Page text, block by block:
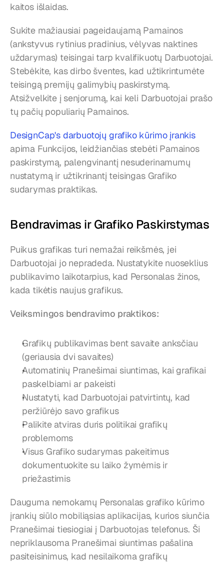
kaitos išlaidas.
Sukite mažiausiai pageidaujamą Pamainos
(ankstyvus rytinius pradinius, vėlyvas naktines
uždarymas) teisingai tarp kvalifikuotų Darbuotojai.
Stebėkite, kas dirbo šventes, kad užtikrintumėte
teisingą premijų galimybių paskirstymą.
Atsižvelkite į senjorumą, kai keli Darbuotojai prašo
tų pačių populiarių Pamainos.
DesignCap's darbuotojų grafiko kūrimo įrankis
apima Funkcijos, leidžiančias stebėti Pamainos
paskirstymą, palengvinantį nesuderinamumų
nustatymą ir užtikrinantį teisingas Grafiko
sudarymas praktikas.
Bendravimas ir Grafiko Paskirstymas
Puikus grafikas turi nemažai reikšmės, jei
Darbuotojai jo nepradeda. Nustatykite nuoseklius
publikavimo laikotarpius, kad Personalas žinos,
kada tikėtis naujus grafikus.
Veiksmingos bendravimo praktikos:
Grafikų publikavimas bent savaite anksčiau
(geriausia dvi savaites)
Automatinių Pranešimai siuntimas, kai grafikai
paskelbiami ar pakeisti
Nustatyti, kad Darbuotojai patvirtintų, kad
peržiūrėjo savo grafikus
Palikite atviras duris politikai grafikų
problemoms
Visus Grafiko sudarymas pakeitimus
dokumentuokite su laiko žymėmis ir
priežastimis
Dauguma nemokamų Personalas grafiko kūrimo
įrankių siūlo mobiliąsias aplikacijas, kurios siunčia
Pranešimai tiesiogiai į Darbuotojas telefonus. Ši
nepriklausoma Pranešimai siuntimas pašalina
pasiteisinimus, kad nesilaikoma grafikų